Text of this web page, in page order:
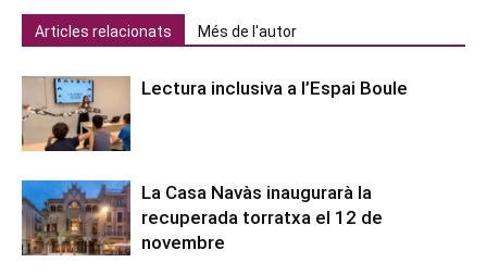
Articles relacionats Més de l'autor
Lectura inclusiva a l’Espai Boule
La Casa Navàs inaugurarà la
recuperada torratxa el 12 de
novembre